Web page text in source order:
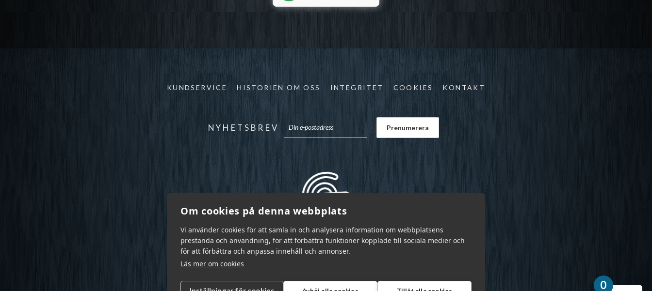
Om cookies på denna webbplats
Vi använder cookies för att samla in och analysera information om webbplatsens
prestanda och användning, för att förbättra funktioner kopplade till sociala medier och
för att förbättra och anpassa innehåll och annonser.
Läs mer om cookies
KUNDSERVICE HISTORIEN OM OSS INTEGRITET COOKIES KONTAKT
NYHETSBREV
0